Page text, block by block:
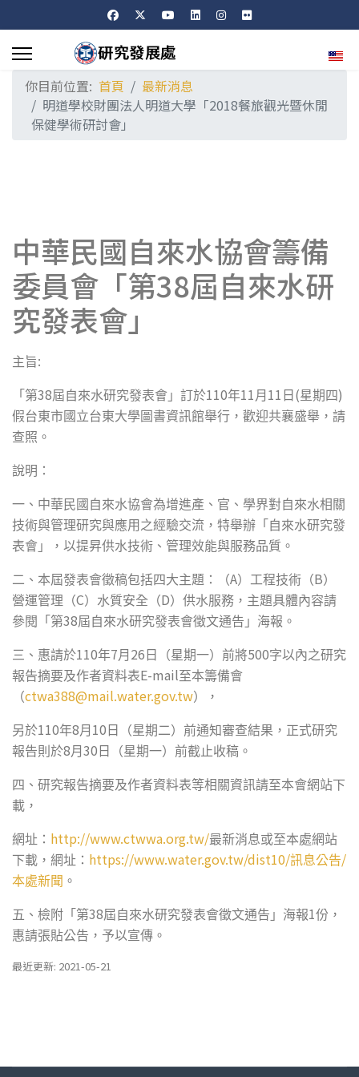
選擇
你目前位置: 首頁
最新消息
明道學校財團法人明道大學「2018餐旅觀光暨休閒
保健學術研討會」
中華民國自來水協會籌備
委員會「第38屆自來水研
究發表會」
主旨:
「第38屆自來水研究發表會」訂於110年11 月 11 日 (星期四)
假台東市國立台東大學圖書資訊館舉行，歡迎共襄盛舉，請
查照。
說明：
一、中華民國自來水協會為增進產、官、學界對自來水相關
技術與管理研究與應用之經驗交流，特舉辦「自來水研究發
表會」，以提昇供水技術、管理效能與服務品質。
二、本屆發表會徵稿包括四大主題：（A）工程技術（B）
營運管理（C）水質安全（D）供水服務，主題具體內容請
參閱「第38屆自來水研究發表會徵文通告」海報。
三、惠請於110年7月 26 日（星期一）前將500字以內之研究
報告摘要及作者資料表E-mail至本籌備會
（ctwa388@mail.water.gov.tw），
另於110年8月 10 日（星期二）前通知審查結果，正式研究
報告則於8月 30 日（星期一）前截止收稿。
四、研究報告摘要及作者資料表等相關資訊請至本會網站下
載，
網址： http://www.ctwwa.org.tw/最新消息或至本處網站
下載，網址： https://www.water.gov.tw/dist10/訊息公告/
本處新聞 。
五、檢附「第38屆自來水研究發表會徵文通告」海報1份，
惠請張貼公告，予以宣傳。
最近更新: 2021-05-21